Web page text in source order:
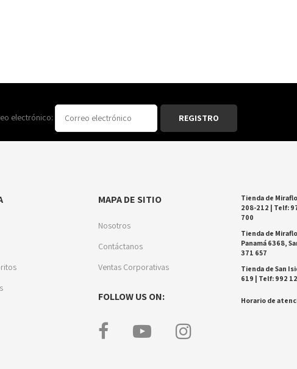
electrónico:
MAPA DE SITIO
Nosotros
Contáctanos
Ventas Corporativas
FOLLOW US ON:
Tienda de
208-212 | Telf:
700
Tienda de
Panamá 6368,
371 657
Tienda de San
619 | Telf: 992
Horario de